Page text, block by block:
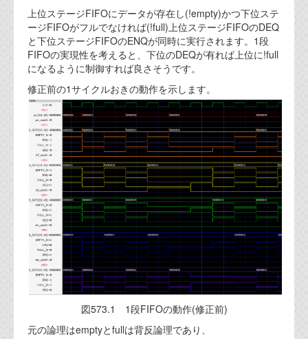
上位ステージFIFOにデータが存在し(!empty)かつ下位ステ
ージFIFOがフルでなければ(!full)上位ステージFIFOのDEQ
と下位ステージFIFOのENQが同時に実行されます。1段
FIFOの実現性を考えると、下位のDEQが有れば上位に!full
になるように制御すれば良さそうです。
修正前の1サイクルおきの動作を示します。
図573.1 1段FIFOの動作(修正前)
元の論理はemptyとfullは背反論理であり、